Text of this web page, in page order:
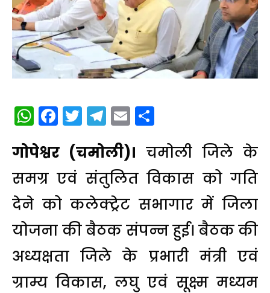
WhatsApp
Facebook
Twitter
Telegram
Email
गोपेश्वर (चमोली)। चमोली जिले के
समग्र एवं संतुलित विकास को गति
देने को कलेक्ट्रेट सभागार में जिला
योजना की बैठक संपन्न हुई। बैठक की
अध्यक्षता जिले के प्रभारी मंत्री एवं
ग्राम्य विकास, लघु एवं सूक्ष्म मध्यम